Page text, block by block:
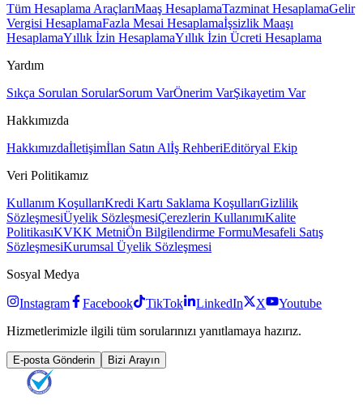
Tüm Hesaplama AraçlarıMaaş HesaplamaTazminat HesaplamaGelir
Vergisi HesaplamaFazla Mesai Hesaplamaİşsizlik Maaşı
HesaplamaYıllık İzin HesaplamaYıllık İzin Ücreti Hesaplama
Yardım
Sıkça Sorulan SorularSorum VarÖnerim VarŞikayetim Var
Hakkımızda
Hakkımızdaİletişimİlan Satın Alİş RehberiEditöryal Ekip
Veri Politikamız
Kullanım KoşullarıKredi Kartı Saklama KoşullarıGizlilik
SözleşmesiÜyelik SözleşmesiÇerezlerin KullanımıKalite
PolitikasıKVKK MetniÖn Bilgilendirme FormuMesafeli Satış
SözleşmesiKurumsal Üyelik Sözleşmesi
Sosyal Medya
Instagram Facebook TikTok LinkedIn X
Youtube
Hizmetlerimizle ilgili tüm sorularınızı yanıtlamaya hazırız.
E-posta Gönderin Bizi Arayın